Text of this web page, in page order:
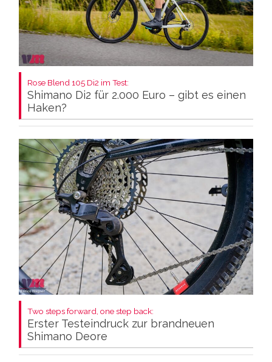
Rose Blend 105 Di2 im Test:
Shimano Di2 für 2.000 Euro – gibt es einen
Haken?
Two steps forward, one step back:
Erster Testeindruck zur brandneuen
Shimano Deore